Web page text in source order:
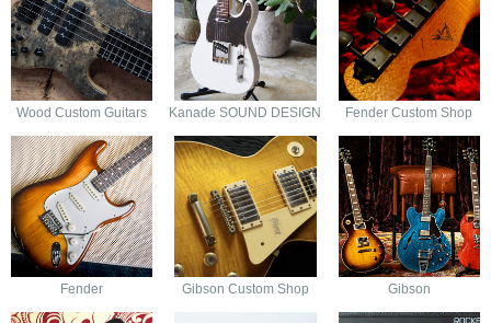
Wood Custom Guitars Kanade SOUND DESIGN Fender Custom Shop
Fender Gibson Custom Shop Gibson